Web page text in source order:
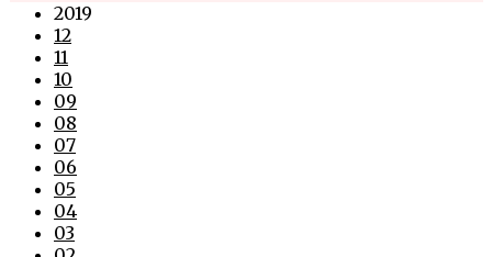
2019
12
11
10
09
08
07
06
05
04
03